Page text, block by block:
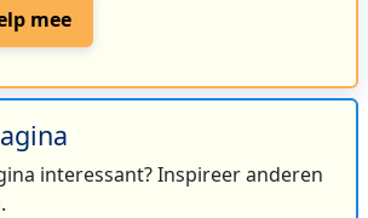
mee
interessant? Inspireer anderen